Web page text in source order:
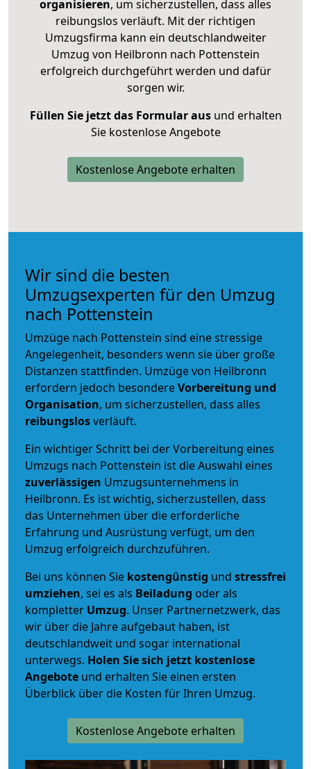
organisieren, um sicherzustellen, dass alles
reibungslos verläuft. Mit der richtigen
Umzugsfirma kann ein deutschlandweiter
Umzug von Heilbronn nach Pottenstein
erfolgreich durchgeführt werden und dafür
sorgen wir.
Füllen Sie jetzt das Formular ausund erhalten
Sie kostenlose Angebote
Kostenlose Angebote erhalten
Wir sind die besten
Umzugsexperten für den Umzug
nach Pottenstein
Umzüge nach Pottenstein sind eine stressige
Angelegenheit, besonders wenn sie über große
Distanzen stattfinden. Umzüge von Heilbronn
erfordern jedoch besondereVorbereitung und
Organisation, um sicherzustellen, dass alles
reibungslosverläuft.
Ein wichtiger Schritt bei der Vorbereitung eines
Umzugs nach Pottenstein ist die Auswahl eines
zuverlässigen Umzugsunternehmens in
Heilbronn. Es ist wichtig, sicherzustellen, dass
das Unternehmen über die erforderliche
Erfahrung und Ausrüstung verfügt, um den
Umzug erfolgreich durchzuführen.
Bei uns können Sie kostengünstig und stressfrei
umziehen, sei es als Beiladung oder als
kompletter Umzug. Unser Partnernetzwerk, das
wir über die Jahre aufgebaut haben, ist
deutschlandweit und sogar international
unterwegs. Holen Sie sich jetzt kostenlose
Angebote und erhalten Sie einen ersten
Überblick über die Kosten für Ihren Umzug.
Kostenlose Angebote erhalten